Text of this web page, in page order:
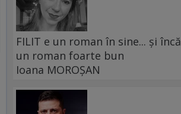
FILIT e un roman în sine... și încă
un roman foarte bun
Ioana MOROȘAN